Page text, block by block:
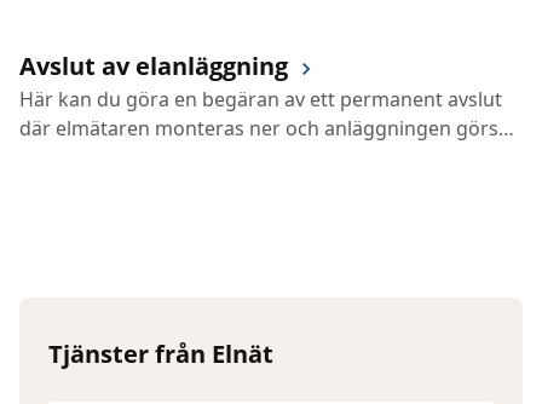
Avslut av elanläggning
Här kan du göra en begäran av ett permanent avslut
där elmätaren monteras ner och anläggningen görs
Tjänster från Elnät